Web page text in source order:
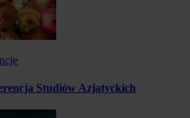
Studiów Azjatyckich